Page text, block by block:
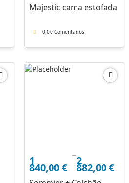
Majestic cama estofada
0.00 Comentários
1
840,00€
–2
882,00€
Price
range: